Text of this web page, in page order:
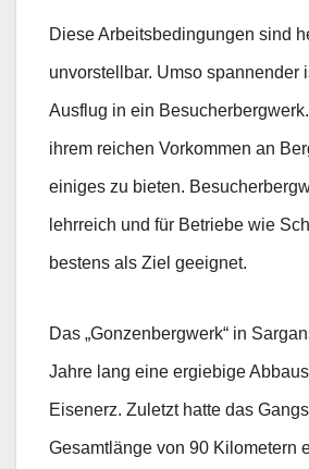
Diese Arbeitsbedingungen sind
unvorstellbar. Umso spannender
Ausflug in ein
ihrem reichen Vorkommen an
einiges zu bieten.
lehrreich und für Betriebe wie
bestens als Ziel geeignet.
Das „Gonzenbergwerk“ in
Jahre lang eine ergiebige
Eisenerz. Zuletzt hatte das
Gesamtlänge von 90 Kilometern